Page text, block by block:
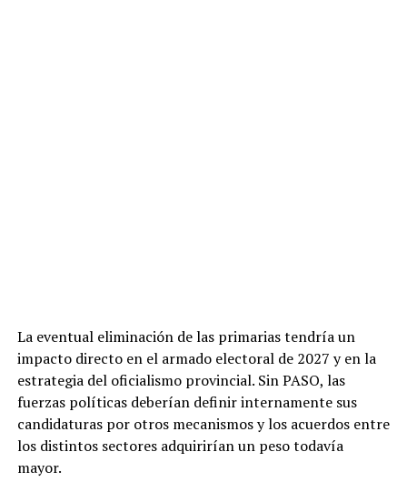
La eventual eliminación de las primarias tendría un
impacto directo en el armado electoral de 2027 y en la
estrategia del oficialismo provincial. Sin PASO, las
fuerzas políticas deberían definir internamente sus
candidaturas por otros mecanismos y los acuerdos entre
los distintos sectores adquirirían un peso todavía
mayor.